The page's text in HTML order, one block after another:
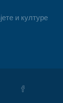
и културе